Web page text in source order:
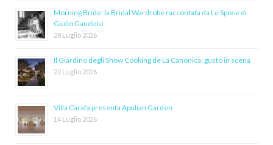
Morning Bride: la Bridal Wardrobe raccontata da Le Spose di
Giulio Gaudiosi
28 Luglio 2026
Il Giardino degli Show Cooking de La Canonica: gusto in scena
22 Luglio 2026
Villa Carafa presenta Apulian Garden
14 Luglio 2026